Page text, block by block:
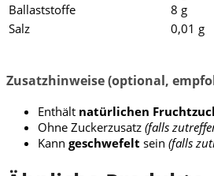
Ballaststoffe
8 g
Salz
0,01 g
Zusatzhinweise (optional,
Enthält natürlichen
Ohne Zuckerzusatz (falls
Kann geschwefelt sein (falls